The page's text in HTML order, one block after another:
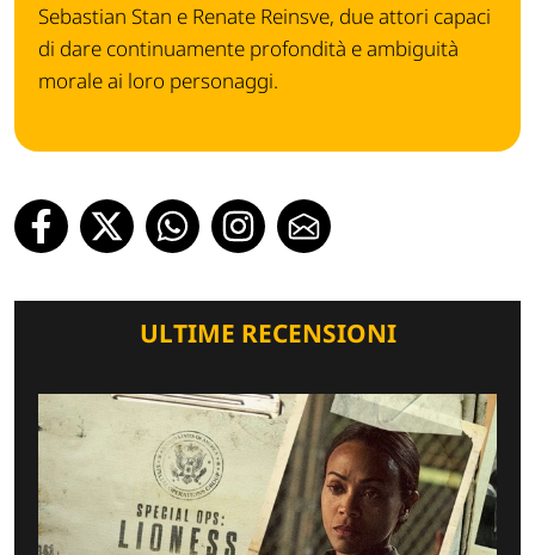
Sebastian Stan e Renate Reinsve, due attori capaci
di dare continuamente profondità e ambiguità
morale ai loro personaggi.
ULTIME RECENSIONI